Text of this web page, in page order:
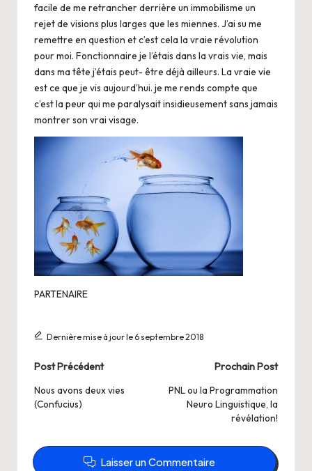
facile de me retrancher derrière un immobilisme un
rejet de visions plus larges que les miennes. J’ai su me
remettre en question et c’est cela la vraie révolution
pour moi. Fonctionnaire je l’étais dans la vrais vie, mais
dans ma tête j’étais peut- être déjà ailleurs. La vraie vie
est ce que je vis aujourd’hui. je me rends compte que
c’est la peur qui me paralysait insidieusement sans jamais
montrer son vrai visage.
PARTENAIRE
Dernière mise à jour le 6 septembre 2018
Post
navigation
Post Précédent
Nous avons deux vies
(Confucius)
Prochain Post
PNL ou la Programmation
Neuro Linguistique, la
révélation!
Laisser un Commentaire